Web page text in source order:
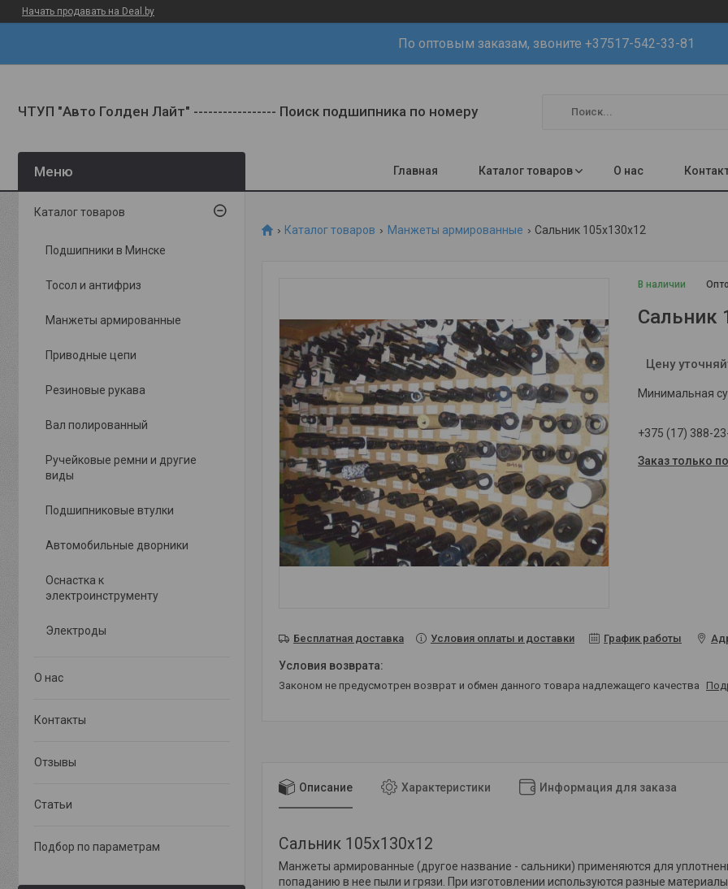
Начать продавать на Deal.by
По оптовым заказам, звоните +37517-542-33-81
ЧТУП "Авто Голден Лайт" ----------------- Поиск подшипника по номеру
Главная Каталог товаров О нас
Каталог товаров Манжеты армированные Сальник 105х130х12
В наличии
Сальник
Цену
Минимальная
+375 (17) 388-
Заказ только
Бесплатная доставка Условия оплаты и доставки График работы
Законом не предусмотрен возврат и обмен данного товара надлежащего качества
Описание Характеристики Информация для заказа
Сальник 105х130х12
Манжеты армированные (другое название - сальники) применяются для
попаданию в нее пыли и грязи. При изготовлении используются разные
Каталог товаров
Подшипники в Минске
Тосол и антифриз
Манжеты армированные
Приводные цепи
Резиновые рукава
Вал полированный
Ручейковые ремни и другие
виды
Подшипниковые втулки
Автомобильные дворники
Оснастка к
электроинструменту
Электроды
О нас
Контакты
Отзывы
Статьи
Подбор по параметрам